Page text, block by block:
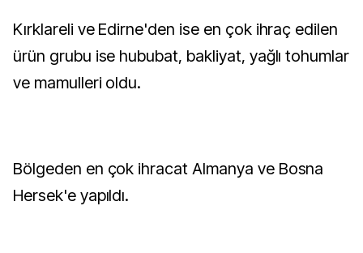
Kırklareli ve Edirne'den ise en çok ihraç edilen
ürün grubu ise hububat, bakliyat, yağlı tohumlar
ve mamulleri oldu.
Bölgeden en çok ihracat Almanya ve Bosna
Hersek'e yapıldı.